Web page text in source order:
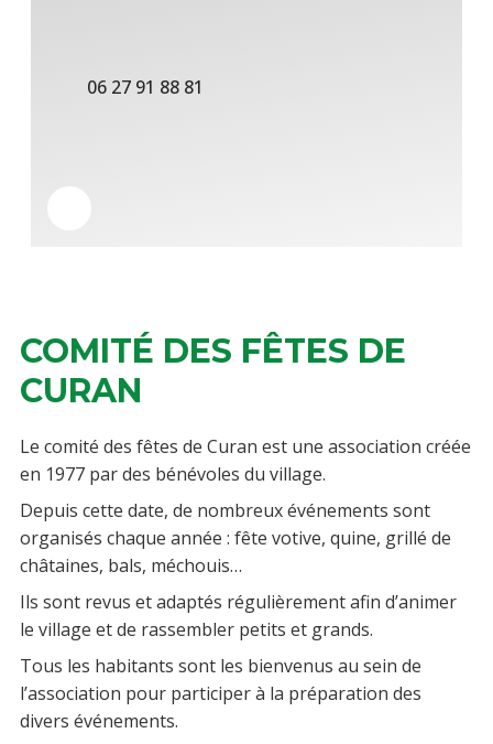
06 27 91 88 81
COMITÉ DES FÊTES DE
CURAN
Le comité des fêtes de Curan est une association créée
en 1977 par des bénévoles du village.
Depuis cette date, de nombreux événements sont
organisés chaque année : fête votive, quine, grillé de
châtaines, bals, méchouis…
Ils sont revus et adaptés régulièrement afin d’animer
le village et de rassembler petits et grands.
Tous les habitants sont les bienvenus au sein de
l’association pour participer à la préparation des
divers événements.